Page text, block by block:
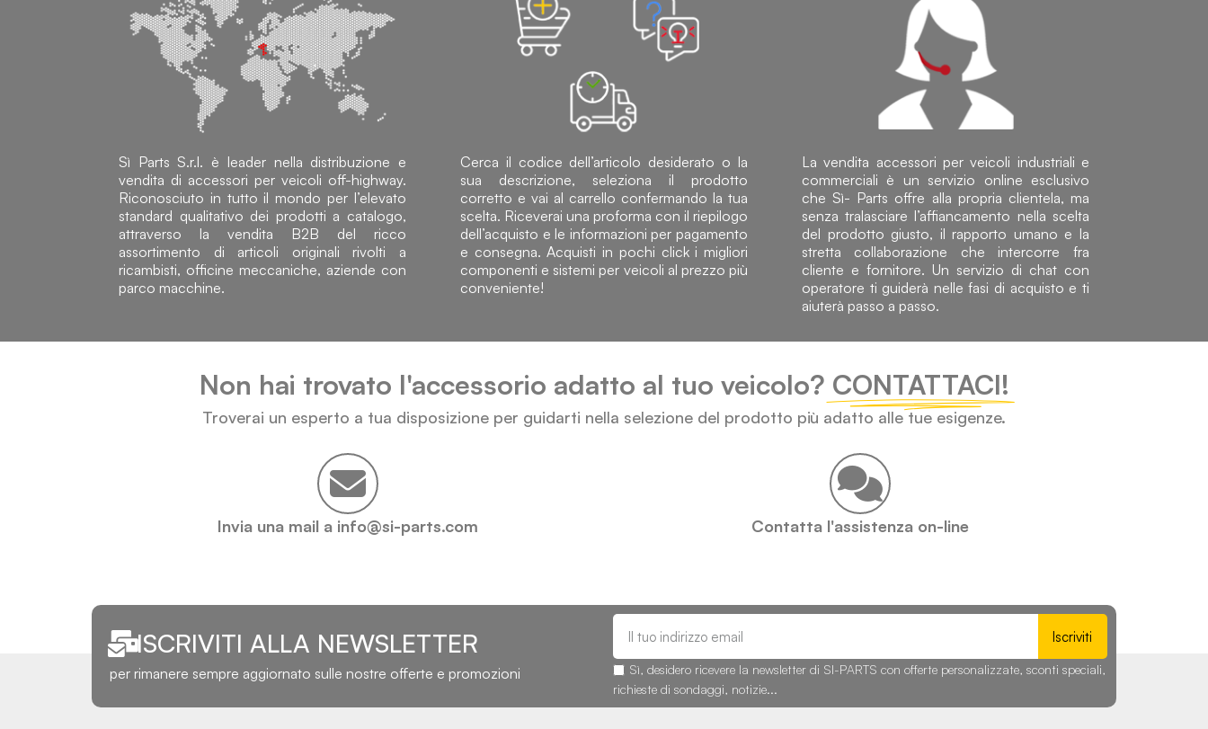
Sì Parts S.r.l. è leader nella distribuzione e
vendita di accessori per veicoli off-highway.
Riconosciuto in tutto il mondo per l’elevato
standard qualitativo dei prodotti a catalogo,
attraverso la vendita B2B del ricco
assortimento di articoli originali rivolti a
ricambisti, officine meccaniche, aziende con
parco macchine.
Cerca il codice dell’articolo desiderato o la
sua descrizione, seleziona il prodotto
corretto e vai al carrello confermando la tua
scelta. Riceverai una proforma con il riepilogo
dell’acquisto e le informazioni per pagamento
e consegna. Acquisti in pochi click i migliori
componenti e sistemi per veicoli al prezzo più
conveniente!
La vendita accessori per veicoli industriali e
commerciali è un servizio online esclusivo
che Sì- Parts offre alla propria clientela, ma
senza tralasciare l’affiancamento nella scelta
del prodotto giusto, il rapporto umano e la
stretta collaborazione che intercorre fra
cliente e fornitore. Un servizio di chat con
operatore ti guiderà nelle fasi di acquisto e ti
aiuterà passo a passo.
Non hai trovato l'accessorio adatto al tuo veicolo? CONTATTACI!
Troverai un esperto a tua disposizione per guidarti nella selezione del prodotto più adatto alle tue esigenze.
Invia una mail a info@si-parts.com Contatta l'assistenza on-line
ISCRIVITI ALLA NEWSLETTER
per rimanere sempre aggiornato sulle nostre offerte e promozioni
Iscriviti
Sì, desidero ricevere la newsletter di SI-PARTS con offerte personalizzate, sconti speciali,
richieste di sondaggi, notizie...